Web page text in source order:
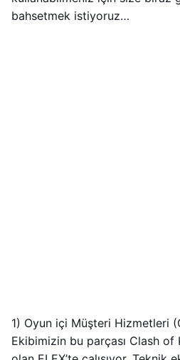
bahsetmek istiyoruz…
1) Oyun içi Müşteri Hizmetleri
Ekibimizin bu parçası Clash of